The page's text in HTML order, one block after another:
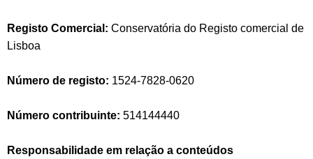
Registo Comercial: Conservatória do Registo comercial de
Lisboa
Número de registo: 1524-7828-0620
Número contribuinte: 514144440
Responsabilidade em relação a conteúdos